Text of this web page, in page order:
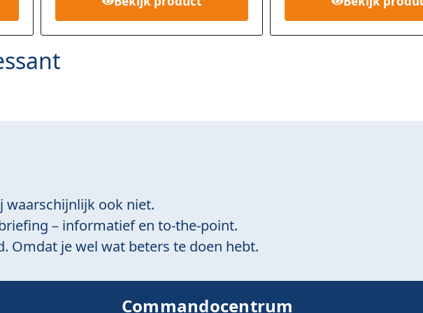
waarderi
ngen
waarderi
ngen
waarschijnlijk ook niet.
– informatief en to-the-point.
Omdat je wel wat beters te doen hebt.
Commandocentrum